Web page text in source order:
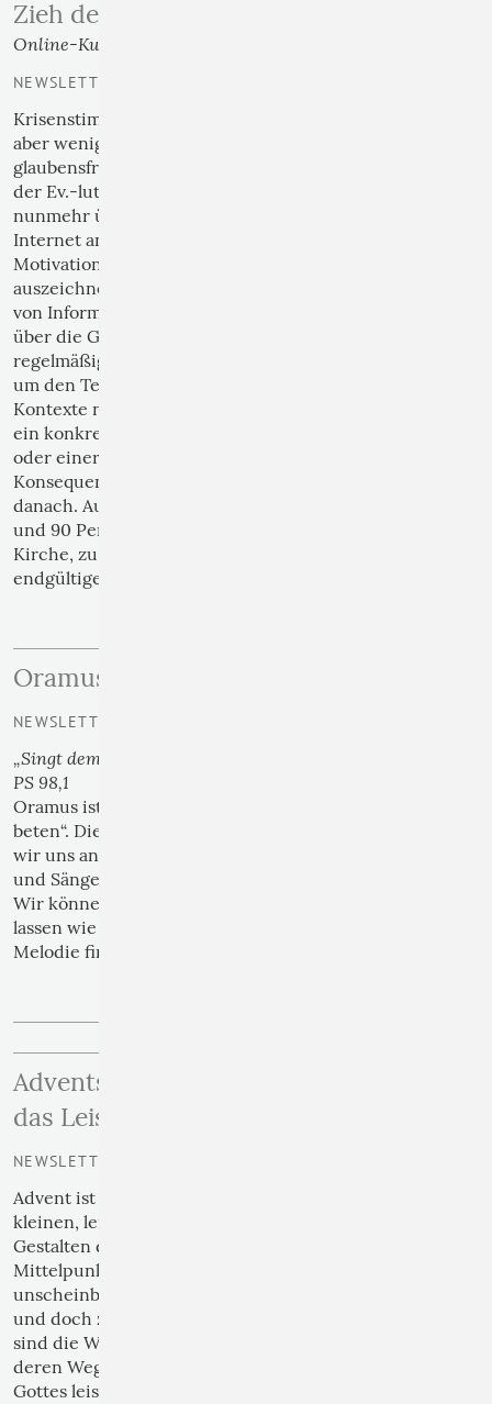
Zieh den Kreis nicht zu klein …
Online-Kurs zu Themen des christlichen Glaubens
NEWSLETTER | 03
Krisenstimmung. Es gibt viele solcher Mutmacher,
aber wenige, die so unauffällig, unspektakulär und
glaubensfroh daherkommen. Pastorin Birgit Berg aus
der Ev.-luth. Landeskirche Hannovers bietet seit
nunmehr über zehn Jahren Glaubenskurse per
Internet an, die sich durch drei weithin für
Motivationsbremsen gehaltene Schwerpunkte
auszeichnen: Erstens legt sie Wert auf Vermittlung
von Informationen über den christlichen Glauben und
über die Geschichte der Kirche, zweitens verweist sie
regelmäßig auf die Kirchen und Gemeinden vor Ort,
um den Teilnehmern der Kurse die lebensweltlichen
Kontexte nahezubringen, drittens verzichtet sie auf
ein konkretes Ziel des Kurses im Sinne eines Rates
oder einer Aufforderung, aus dem Gehörten eine
Konsequenz zu ziehen. Es sei denn, jemand fragt
danach. Auf diese Weise kommen im Jahr zwischen 60
und 90 Personen digital zusammen, finden zurück zur
Kirche, zu einem eigenen Glauben oder auch zu einer
endgültigen Absage. Aber hören wir sie selbst …
Oramus
NEWSLETTER | 03
„Singt dem HERRN ein neues Lied, denn er tut Wunder!”
PS 98,1
Oramus ist ein lateinisches Wort. Es bedeutet „wir
beten“. Die Oramus-Briefe wollen Impulse geben, wie
wir uns anhand eines Gebetes der biblischen Dichter
und Sänger zum eigenen Beten inspirieren lassen.
Wir können uns von ihnen in Schwingung versetzen
lassen wie die Saite einer Geige und unsere eigene
Melodie finden …
Adventsträume – Wenn Gott durch
das Leise spricht
NEWSLETTER | 02
Advent ist die Zeit der großen Sehnsucht – und der
kleinen, leisen Zeichen. Während die bekannten
Gestalten der Weihnachtsgeschichte oft im
Mittelpunkt stehen, lohnt sich ein Blick auf jene
unscheinbaren Figuren, durch die Gott verborgen
und doch zielgerichtet wirkt. Eine dieser Gruppen
sind die Weisen aus dem Morgenland, die
deren Weg und Träume uns bis heute etwas über
Gottes leises Reden lehren.